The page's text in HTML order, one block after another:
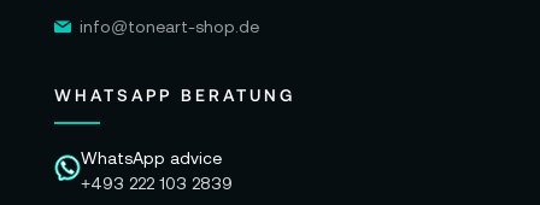
info@toneart-shop.de
WHATSAPP BERATUNG
WhatsApp advice
+493 222 103 2839